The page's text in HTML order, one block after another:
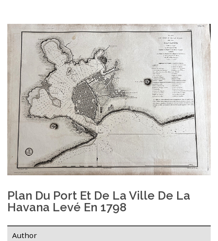
Plan Du Port Et De La Ville De La
Havana Levé En 1798
Author